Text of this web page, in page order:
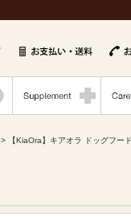
> 【KiaOra】キアオラ ドッグフー